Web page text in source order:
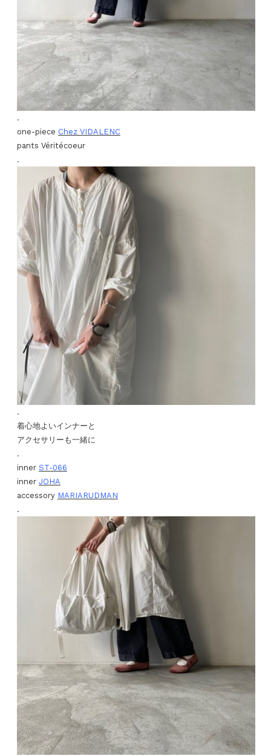
.
one-piece Chez VIDALENC
pants Véritécoeur
.
.
着心地よいインナーと
アクセサリーも一緒に
.
inner ST-066
inner JOHA
accessory MARIARUDMAN
.